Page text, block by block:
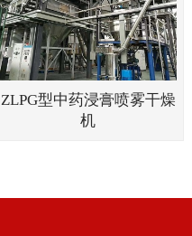
ZLPG型中药浸膏喷雾干燥
机